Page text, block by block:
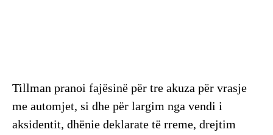
Tillman pranoi fajësinë për tre akuza për vrasje
me automjet, si dhe për largim nga vendi i
aksidentit, dhënie deklarate të rreme, drejtim